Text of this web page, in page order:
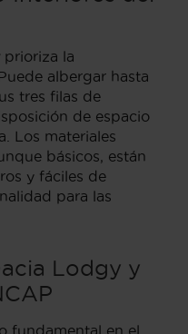
prioriza la
albergar hasta
tres filas de
de espacio
Los materiales
básicos, están
y fáciles de
para las
Lodgy y
fundamental en el